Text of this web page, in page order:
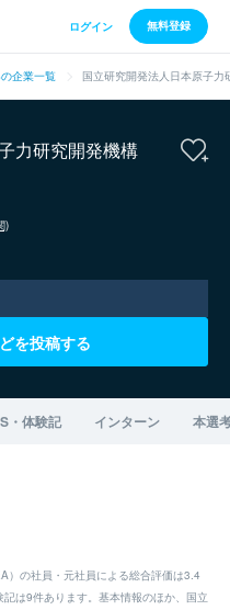
ログイン 無料登録
企業一覧 国立研究開発法人日本原子
力研究開発機構
)
を投稿する
・体験記 インターン 本選
）の社員・元社員による総合評価は3.4
は9件あります。基本情報のほか、国立